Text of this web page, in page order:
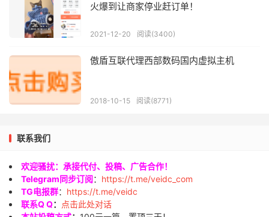
火爆到让商家停业赶订单！
2021-12-20 阅读(3400)
傲盾互联代理西部数码国内虚拟主机
2018-10-15 阅读(8771)
联系我们
欢迎骚扰：承接代付、投稿、广告合作！
Telegram同步订阅： https://t.me/veidc_com
TG电报群： https://t.me/veidc
联系Q Q：
点击此处对话